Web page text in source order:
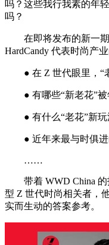
吗？这些我行我素的年
吗？
在即将发布的新一期
HardCandy 代表时尚产
● 在 Z 世代眼里，“
● 有哪些“新老花”被
● 有什么“老花”新玩
● 近年来最与时俱进
……
带着 WWD China 的
型 Z 世代时尚相关者，
实而生动的答案参考。